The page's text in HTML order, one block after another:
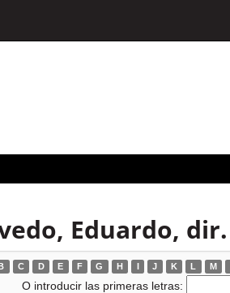
Eduardo, dir.
C D E F G H I J K L M
O introducir las primeras letras: